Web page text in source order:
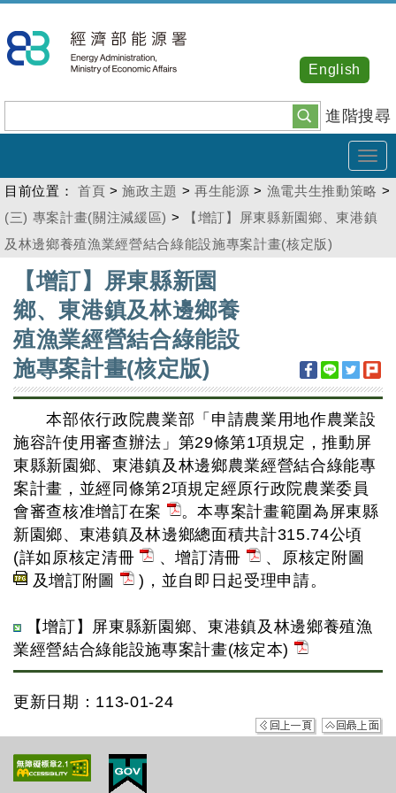
到
主
內
容
進階搜尋
English
目前位置： 首頁 >施政主題 >再生能源 > 漁電共生推動策略 >
(三) 專案計畫(關注減緩區) >
【增訂】屏東縣新園鄉、東港鎮
及林邊鄉養殖漁業經營結合綠能設施專案計畫(核定版)
:::
【增訂】屏東縣新園
鄉、東港鎮及林邊鄉養
殖漁業經營結合綠能設
施專案計畫(核定版)
本部依行政院農業部「申請農業用地作農業設
施容許使用審查辦法」第29條第1項規定，推動屏
東縣新園鄉、東港鎮及林邊鄉農業經營結合綠能專
案計畫，並經同條第2項規定經原行政院農業委員
會審查核准增訂在案
。本專案計畫範圍為屏東縣
新園鄉、東港鎮及林邊鄉總面積共計315.74公頃
(詳如原核定清冊
、增訂清冊
、原核定附圖
及增訂附圖
)，並自即日起受理申請。
【增訂】屏東縣新園鄉、東港鎮及林邊鄉養殖漁
業經營結合綠能設施專案計畫(核定本)
更新日期：113-01-24